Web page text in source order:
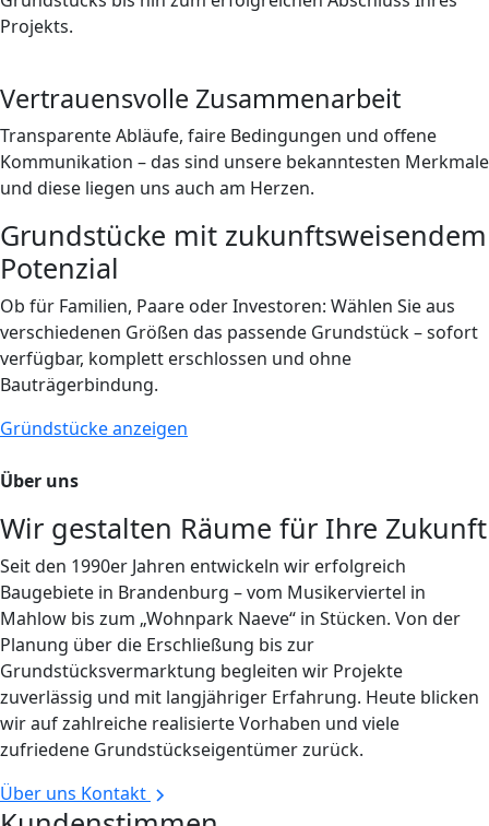
Projekts.
Vertrauensvolle Zusammenarbeit
Transparente Abläufe, faire Bedingungen und offene
Kommunikation – das sind unsere bekanntesten Merkmale
und diese liegen uns auch am Herzen.
Grundstücke mit zukunftsweisendem
Potenzial
Ob für Familien, Paare oder Investoren: Wählen Sie aus
verschiedenen Größen das passende Grundstück – sofort
verfügbar, komplett erschlossen und ohne
Bauträgerbindung.
Gründstücke anzeigen
Über uns
Wir gestalten Räume für Ihre Zukunft
Seit den 1990er Jahren entwickeln wir erfolgreich
Baugebiete in Brandenburg – vom Musikerviertel in
Mahlow bis zum „Wohnpark Naeve“ in Stücken. Von der
Planung über die Erschließung bis zur
Grundstücksvermarktung begleiten wir Projekte
zuverlässig und mit langjähriger Erfahrung. Heute blicken
wir auf zahlreiche realisierte Vorhaben und viele
zufriedene Grundstückseigentümer zurück.
Über uns Kontakt